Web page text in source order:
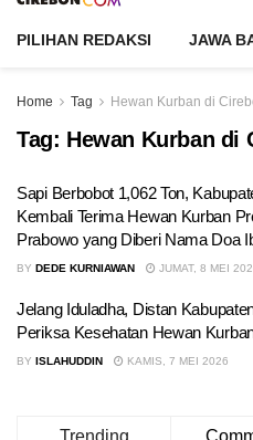
PILIHAN REDAKSI JAWA
Home Tag Hewan Kurban di
Tag: Hewan Kurban di
Sapi Berbobot 1,062 Ton,
Kembali Terima Hewan Kurban
Prabowo yang Diberi Nama Doa
BY DEDE KURNIAWAN JUMAT, 8 MEI
Jelang Iduladha, Distan
Periksa Kesehatan Hewan
BY ISLAHUDDIN KAMIS, 7 MEI 2026
Trending